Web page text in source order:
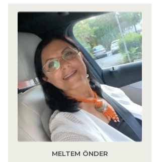
MELTEM ÖNDER